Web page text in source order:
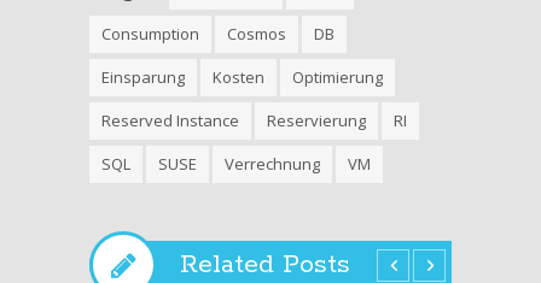
Consumption
Cosmos
DB
Einsparung
Kosten
Optimierung
Reserved Instance
Reservierung
RI
SQL
SUSE Verrechnung VM
Related Posts